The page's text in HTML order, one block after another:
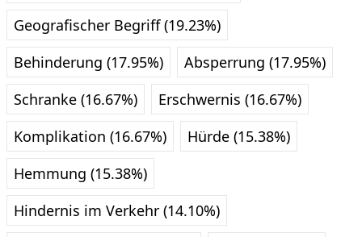
Geografischer Begriff (19.23%)
Behinderung (17.95%)
Absperrung (17.95%)
Schranke (16.67%)
Erschwernis (16.67%)
Komplikation (16.67%)
Hürde (15.38%)
Hemmung (15.38%)
Hindernis im Verkehr (14.10%)